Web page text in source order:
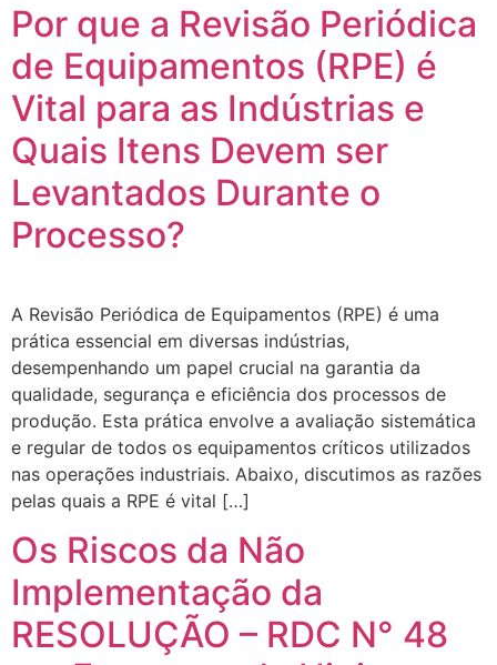
Por que a Revisão Periódica
de Equipamentos (RPE) é
Vital para as Indústrias e
Quais Itens Devem ser
Levantados Durante o
Processo?
A Revisão Periódica de Equipamentos (RPE) é uma
prática essencial em diversas indústrias,
desempenhando um papel crucial na garantia da
qualidade, segurança e eficiência dos processos de
produção. Esta prática envolve a avaliação sistemática
e regular de todos os equipamentos críticos utilizados
nas operações industriais. Abaixo, discutimos as razões
pelas quais a RPE é vital […]
Os Riscos da Não
Implementação da
RESOLUÇÃO – RDC N° 48